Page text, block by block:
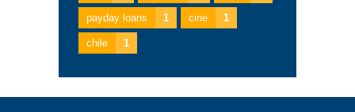
payday loans 1 cine 1
chile 1